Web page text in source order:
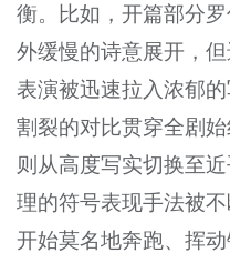
衡。比如，开篇部分
外缓慢的诗意展开，
表演被迅速拉入浓郁
割裂的对比贯穿全剧
则从高度写实切换至
理的符号表现手法被
开始莫名地奔跑、挥